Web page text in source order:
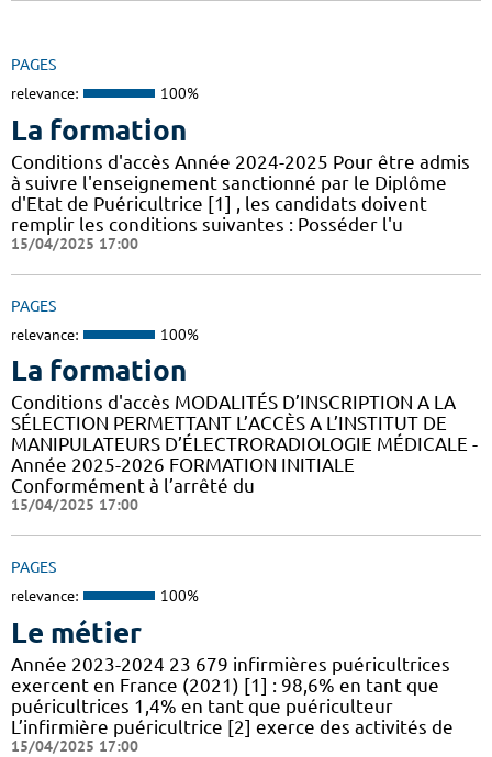
PAGES
relevance: 100%
La formation
Conditions d'accès Année 2024-2025 Pour être admis
à suivre l'enseignement sanctionné par le Diplôme
d'Etat de Puéricultrice [1] , les candidats doivent
remplir les conditions suivantes : Posséder l'u
15/04/2025 17:00
PAGES
relevance: 100%
La formation
Conditions d'accès MODALITÉS D’INSCRIPTION A LA
SÉLECTION PERMETTANT L’ACCÈS A L’INSTITUT DE
MANIPULATEURS D’ÉLECTRORADIOLOGIE MÉDICALE -
Année 2025-2026 FORMATION INITIALE
Conformément à l’arrêté du
15/04/2025 17:00
PAGES
relevance: 100%
Le métier
Année 2023-2024 23 679 infirmières puéricultrices
exercent en France (2021) [1] : 98,6% en tant que
puéricultrices 1,4% en tant que puériculteur
L’infirmière puéricultrice [2] exerce des activités de
15/04/2025 17:00